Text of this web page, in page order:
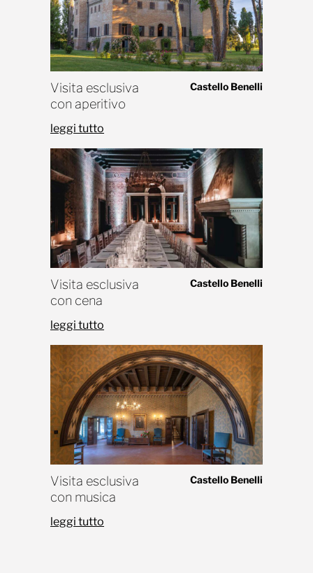
Visita esclusiva
con aperitivo
Castello Benelli
leggi tutto
Visita esclusiva
con cena
Castello Benelli
leggi tutto
Visita esclusiva
con musica
Castello Benelli
leggi tutto